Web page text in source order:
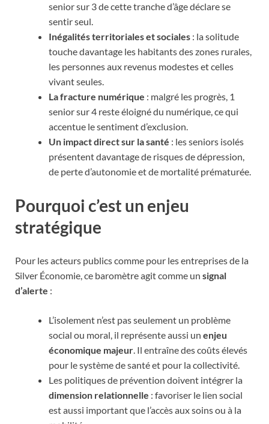
senior sur 3 de cette tranche d’âge déclare se
sentir seul.
Inégalités territoriales et sociales : la solitude
touche davantage les habitants des zones rurales,
les personnes aux revenus modestes et celles
vivant seules.
La fracture numérique : malgré les progrès, 1
senior sur 4 reste éloigné du numérique, ce qui
accentue le sentiment d’exclusion.
Un impact direct sur la santé : les seniors isolés
présentent davantage de risques de dépression,
de perte d’autonomie et de mortalité prématurée.
Pourquoi c’est un enjeu
stratégique
Pour les acteurs publics comme pour les entreprises de la
Silver Économie, ce baromètre agit comme un signal
d’alerte :
L’isolement n’est pas seulement un problème
social ou moral, il représente aussi un enjeu
économique majeur . Il entraîne des coûts élevés
pour le système de santé et pour la collectivité.
Les politiques de prévention doivent intégrer la
dimension relationnelle : favoriser le lien social
est aussi important que l’accès aux soins ou à la